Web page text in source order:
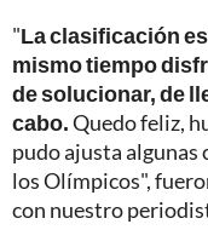
"La clasificación
mismo tiempo
de solucionar, de
cabo.Quedo feliz,
pudo ajusta algunas
los Olímpicos",
con nuestro